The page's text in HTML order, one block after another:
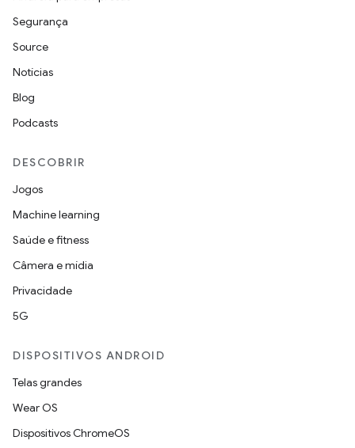
Segurança
Source
Notícias
Blog
Podcasts
DESCOBRIR
Jogos
Machine learning
Saúde e fitness
Câmera e mídia
Privacidade
5G
DISPOSITIVOS ANDROID
Telas grandes
Wear OS
Dispositivos ChromeOS